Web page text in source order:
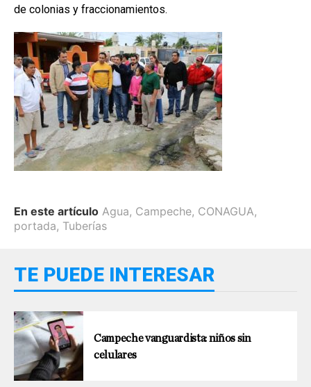
de colonias y fraccionamientos.
En este artículo Agua, Campeche, CONAGUA,
portada, Tuberías
TE PUEDE INTERESAR
Campeche vanguardista: niños sin
celulares